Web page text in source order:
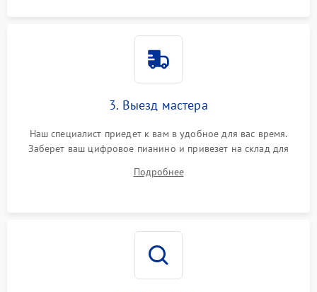
3. Выезд мастера
Наш специалист приедет к вам в удобное для вас время.
Заберет ваш цифровое пианино и привезет на склад для
Подробнее